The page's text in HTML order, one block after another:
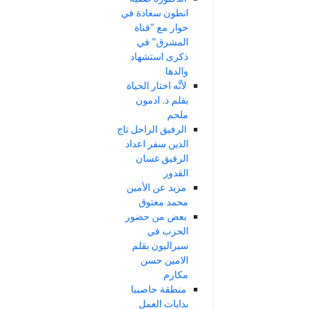
انطون سعادة في
حوار مع "قناة
المشرق" في
ذكرى استشهاد
والدها
لأنَّه اختار الحياة
بقلم د. ادمون
ملحم
الرفيق الراحل تاج
الدين سفر اعداد
الرفيق غسان
القدور
مزيد عن الأمين
محمد معتوق
بعض من حضور
الحزب في
سيراليون بقلم
الامين حسن
مكارم
منطقة حاصبيا
بدايات العمل